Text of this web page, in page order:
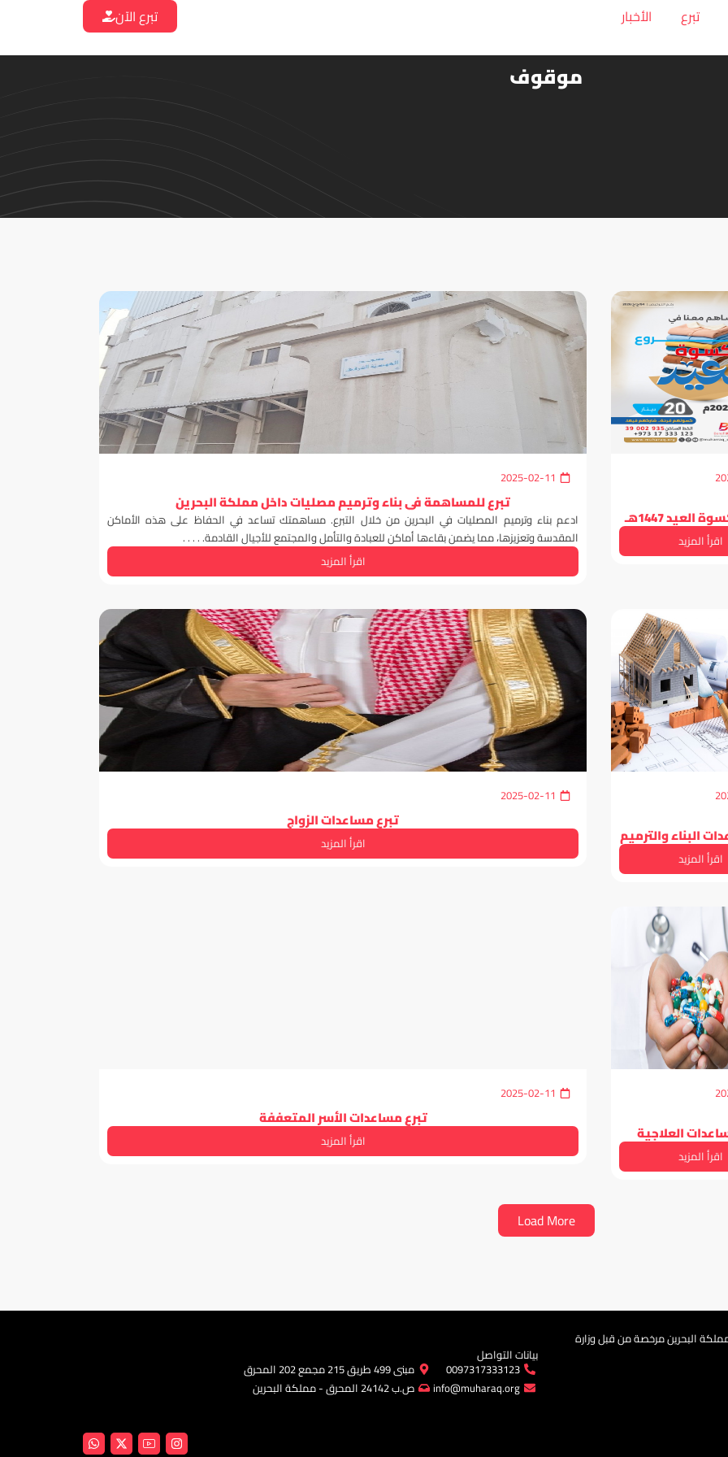
تبرع الأخبار تبرع الآن
موقوف
1447هـ
اقرأ المزيد
2025-02-11
تبرع للمساهمة في بناء وترميم مصليات داخل مملكة البحرين
ادعم بناء وترميم المصليات في البحرين من خلال التبرع. مساهمتك تساعد في الحفاظ على هذه الأماكن
المقدسة وتعزيزها، مما يضمن بقاءها أماكن للعبادة والتأمل والمجتمع للأجيال القادمة. . . . .
اقرأ المزيد
البناء والترميم
اقرأ المزيد
2025-02-11
تبرع مساعدات الزواج
اقرأ المزيد
العلاجية
اقرأ المزيد
2025-02-11
تبرع مساعدات الأسر المتعففة
اقرأ المزيد
Load More
البحرين مرخصة من قبل وزارة
بيانات التواصل
0097317333123
info@muharaq.org
مبنى 499 طريق 215 مجمع 202 المحرق
ص.ب 24142 المحرق - مملكة البحرين